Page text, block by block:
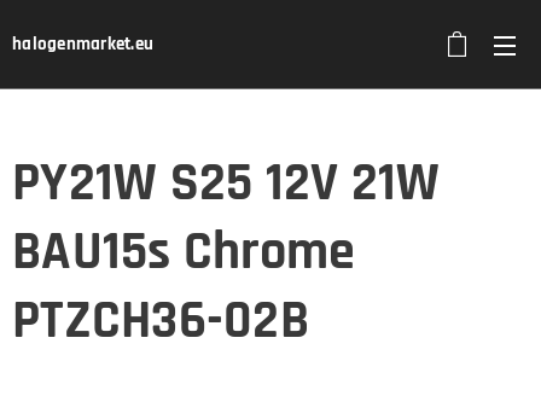
halogenmarket.eu
PY21W S25 12V 21W
BAU15s Chrome
PTZCH36-02B